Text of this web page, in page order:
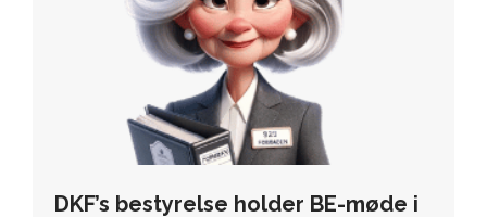
DKF’s bestyrelse holder BE-møde i